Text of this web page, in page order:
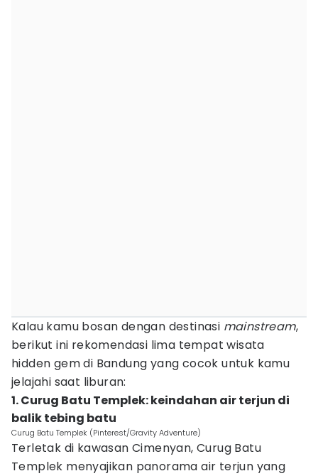
Kalau kamu bosan dengan destinasi mainstream,
berikut ini rekomendasi lima tempat wisata
hidden gem di Bandung yang cocok untuk kamu
jelajahi saat liburan:
1. Curug Batu Templek: keindahan air terjun di
balik tebing batu
Curug Batu Templek (Pinterest/Gravity Adventure)
Terletak di kawasan Cimenyan, Curug Batu
Templek menyajikan panorama air terjun yang